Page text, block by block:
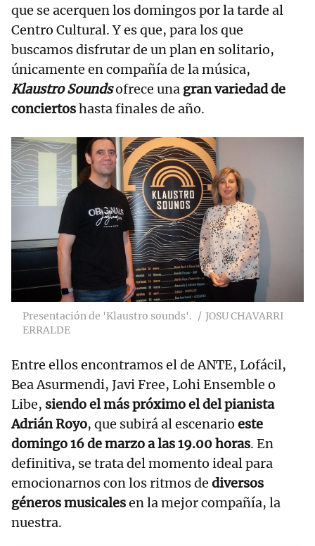
que se acerquen los domingos por la tarde al
Centro Cultural. Y es que, para los que
buscamos disfrutar de un plan en solitario,
únicamente en compañía de la música,
Klaustro Soundsofrece una gran variedad de
conciertoshasta finales de año.
Presentación de 'Klaustro sounds'.
JOSU CHAVARRI
ERRALDE
Entre ellos encontramos el de ANTE, Lofácil,
Bea Asurmendi, Javi Free, Lohi Ensemble o
Libe, siendo el más próximo el del pianista
Adrián Royo, que subirá al escenario este
domingo 16 de marzo a las 19.00 horas. En
definitiva, se trata del momento ideal para
emocionarnos con los ritmos de diversos
géneros musicalesen la mejor compañía, la
nuestra.